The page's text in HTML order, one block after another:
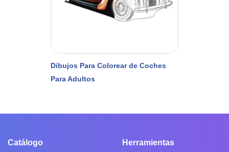
Dibujos Para Colorear de Coches
Para Adultos
Catálogo Herramientas